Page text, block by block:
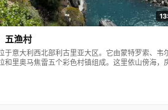
五渔村
于意大利西北部利古里亚大区。它由蒙特罗索、韦
和里奥马焦雷五个彩色村镇组成。这里依山傍海，
界文化遗产。